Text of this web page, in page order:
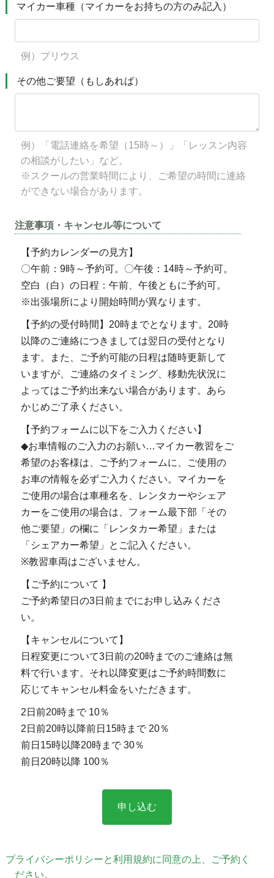
マイカー車種（マイカーをお持ちの方のみ記入）
例）プリウス
その他ご要望（もしあれば）
例）「電話連絡を希望（15時～）」「レッスン内容
の相談がしたい」など。
※スクールの営業時間により、ご希望の時間に連絡
ができない場合があります。
注意事項・キャンセル等について
【予約カレンダーの見方】
〇午前：9時～予約可。〇午後：14時～予約可。
空白（白）の日程：午前、午後ともに予約可。
※出張場所により開始時間が異なります。
【予約の受付時間】20時までとなります。20時
以降のご連絡につきましては翌日の受付となり
ます。また、ご予約可能の日程は随時更新して
いますが、ご連絡のタイミング、移動先状況に
よってはご予約出来ない場合があります。あら
かじめご了承ください。
【予約フォームに以下をご入力ください】
◆お車情報のご入力のお願い…マイカー教習をご
希望のお客様は、ご予約フォームに、ご使用の
お車の情報を必ずご入力ください。マイカーを
ご使用の場合は車種名を、レンタカーやシェア
カーをご使用の場合は、フォーム最下部「その
他ご要望」の欄に「レンタカー希望」または
「シェアカー希望」とご記入ください。
※教習車両はございません。
【ご予約について 】
ご予約希望日の3日前までにお申し込みくださ
い。
【キャンセルについて】
日程変更について3日前の20時までのご連絡は無
料で行います。それ以降変更はご予約時間数に
応じてキャンセル料金をいただきます。
2日前20時まで 10％
2日前20時以降前日15時まで 20％
前日15時以降20時まで 30％
前日20時以降 100％
プライバシーポリシーと利用規約に同意の上、ご予約く
ださい。